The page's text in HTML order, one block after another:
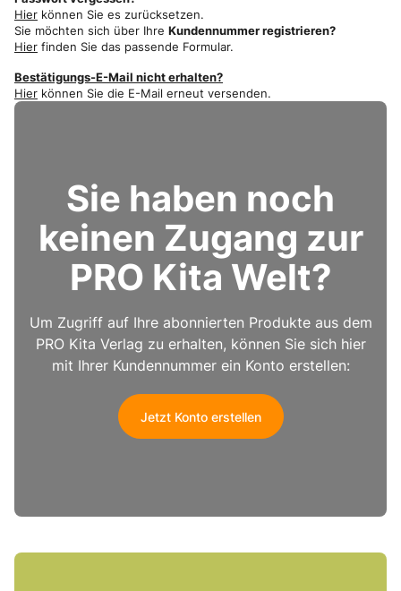
Hier können Sie es zurücksetzen.
Sie möchten sich über Ihre Kundennummer registrieren?
Hier finden Sie das passende Formular.
Bestätigungs-E-Mail nicht erhalten?
Hier können Sie die E-Mail erneut versenden.
Sie haben noch
keinen Zugang zur
PRO Kita Welt?
Um Zugriff auf Ihre abonnierten Produkte aus dem
PRO Kita Verlag zu erhalten, können Sie sich hier
mit Ihrer Kundennummer ein Konto erstellen:
Jetzt Konto erstellen